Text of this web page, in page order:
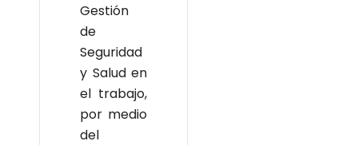
Gestión
de
Seguridad
y Salud en
el trabajo,
por medio
del